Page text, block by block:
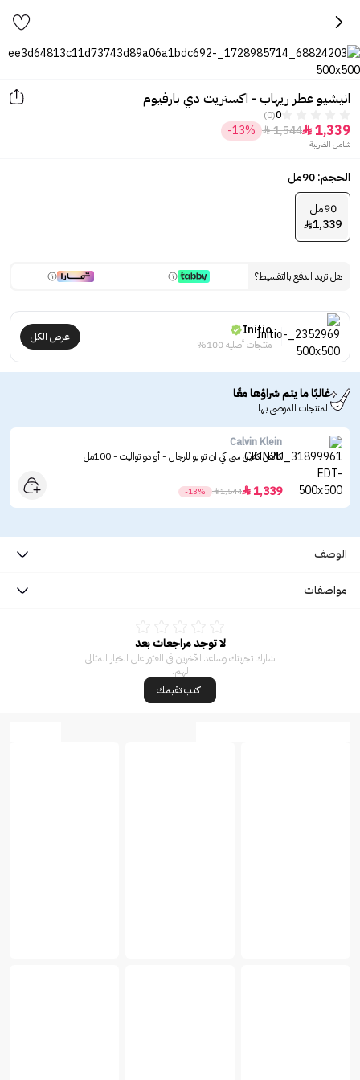
انيشيو عطر ريهاب - اكستريت دي بارفيوم
0
(0)
1,339

1,544

-13%
شامل الضريبة
الحجم: 90مل
90مل
1,339

هل تريد الدفع بالتقسيط؟
Initio
منتجات أصلية 100%
عرض الكل
غالبًا ما يتم شراؤها معًا
المنتجات الموصى بها
Calvin Klein
كالفن كلاين سي كي ان تو يو للرجال - أو دو تواليت - 100مل
1,339

1,544

-13%
الوصف
مواصفات
لا توجد مراجعات بعد
شارك تجربتك وساعد الآخرين في العثور على الخيار المثالي
لهم.
اكتب تقيمك